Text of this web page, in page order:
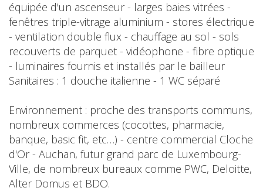
équipée d'un ascenseur - larges baies vitrées -
fenêtres triple-vitrage aluminium - stores électrique
- ventilation double flux - chauffage au sol - sols
recouverts de parquet - vidéophone - fibre optique
- luminaires fournis et installés par le bailleur
Sanitaires : 1 douche italienne - 1 WC séparé
Environnement : proche des transports communs,
nombreux commerces (cocottes, pharmacie,
banque, basic fit, etc…) - centre commercial Cloche
d'Or - Auchan, futur grand parc de Luxembourg-
Ville, de nombreux bureaux comme PWC, Deloitte,
Alter Domus et BDO.